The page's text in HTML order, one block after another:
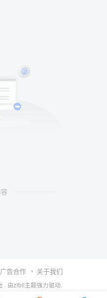
广告合作 关于我们
· 由zibll主题强力驱动.